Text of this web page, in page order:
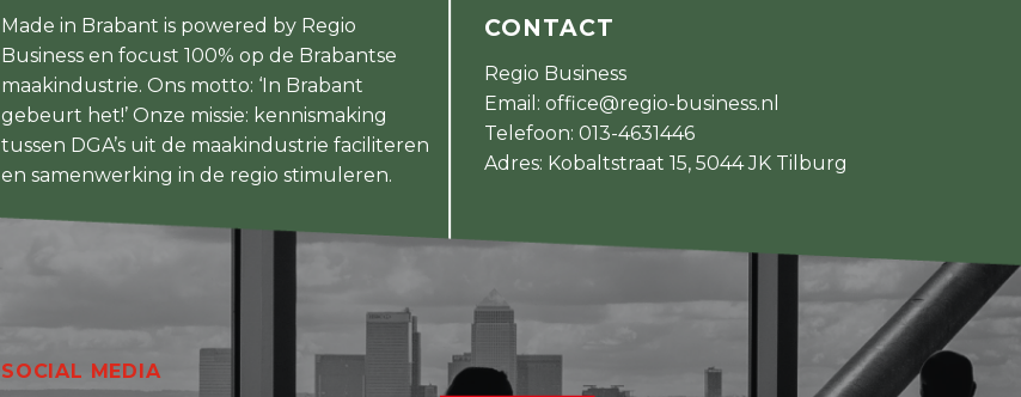
Made in Brabant is powered by Regio
Business en focust 100% op de Brabantse
maakindustrie. Ons motto: ‘In Brabant
gebeurt het!’ Onze missie: kennismaking
tussen DGA’s uit de maakindustrie faciliteren
en samenwerking in de regio stimuleren.
CONTACT
Regio Business
Email: office@regio-business.nl
Telefoon: 013-4631446
Adres: Kobaltstraat 15, 5044 JK Tilburg
SOCIAL MEDIA